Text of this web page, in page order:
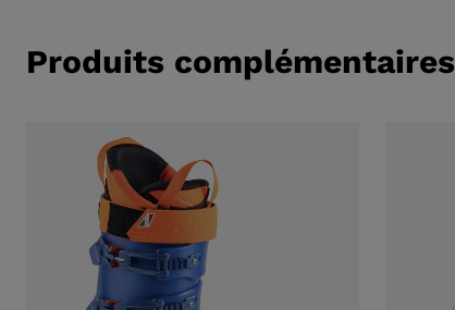
Produits complémentaires